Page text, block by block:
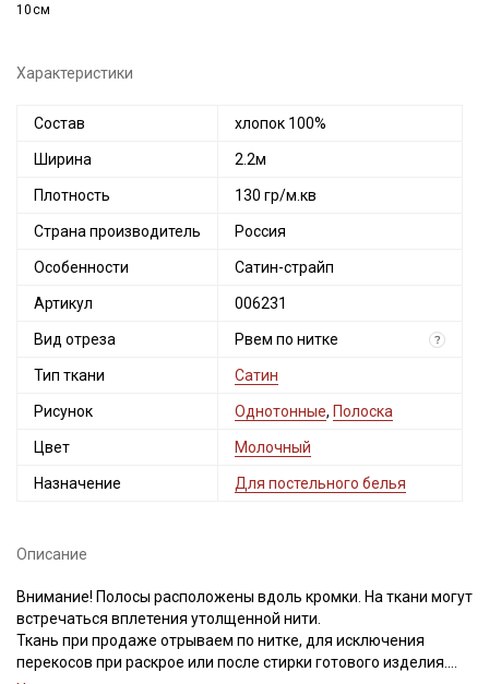
10см
Характеристики
Состав хлопок 100%
Ширина 2.2м
Плотность 130 гр/м.кв
Страна производитель Россия
Особенности Сатин-страйп
Артикул 006231
Вид отреза Рвем по нитке ?
Тип ткани Сатин
Рисунок Однотонные, Полоска
Цвет Молочный
Назначение Для постельного белья
Описание
Внимание! Полосы расположены вдоль кромки. На ткани могут
встречаться вплетения утолщенной нити.
Ткань при продаже отрываем по нитке, для исключения
перекосов при раскрое или после стирки готового изделия.